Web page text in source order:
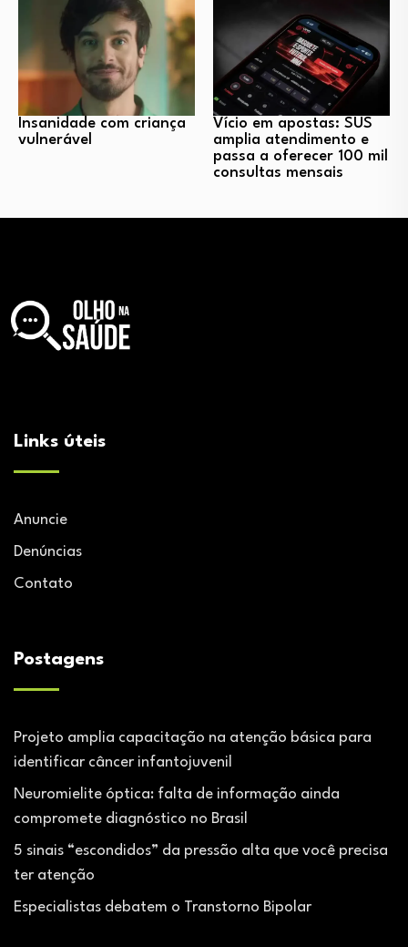
Insanidade com criança
vulnerável
Vício em apostas: SUS
amplia atendimento e
passa a oferecer 100 mil
consultas mensais
Links úteis
Anuncie
Denúncias
Contato
Postagens
Projeto amplia capacitação na atenção básica para
identificar câncer infantojuvenil
Neuromielite óptica: falta de informação ainda
compromete diagnóstico no Brasil
5 sinais “escondidos” da pressão alta que você precisa
ter atenção
Especialistas debatem o Transtorno Bipolar